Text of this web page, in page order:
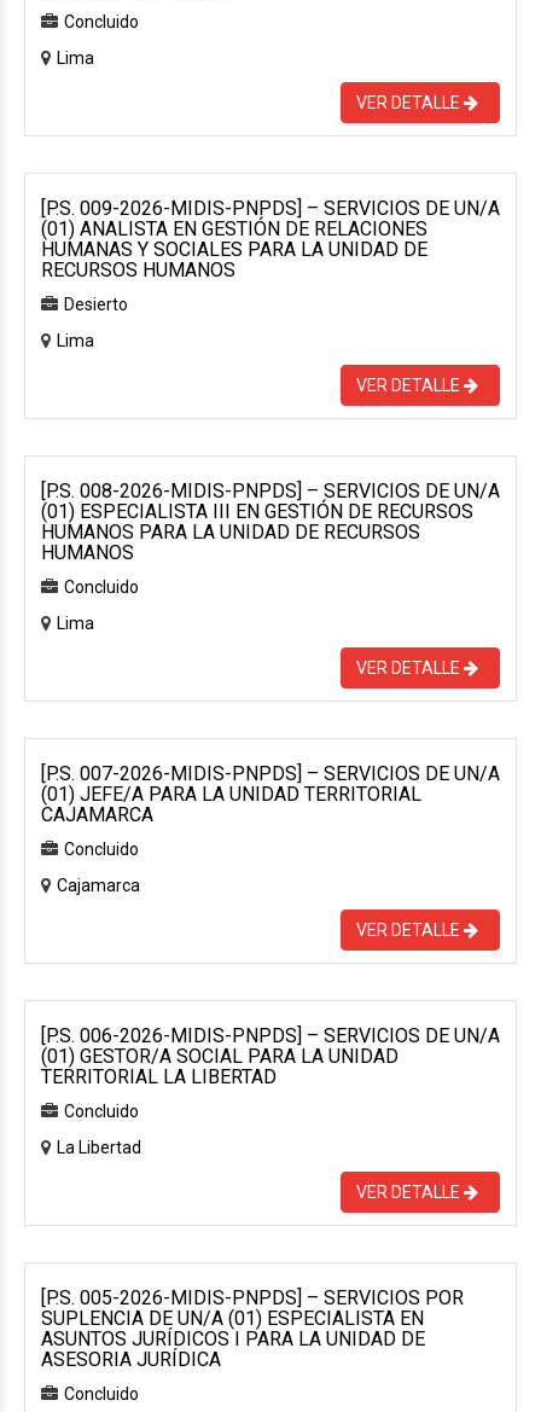
Concluido
Lima
VER DETALLE
[P.S. 009-2026-MIDIS-PNPDS] – SERVICIOS DE UN/A
(01) ANALISTA EN GESTIÓN DE RELACIONES
HUMANAS Y SOCIALES PARA LA UNIDAD DE
RECURSOS HUMANOS
Desierto
Lima
VER DETALLE
[P.S. 008-2026-MIDIS-PNPDS] – SERVICIOS DE UN/A
(01) ESPECIALISTA III EN GESTIÓN DE RECURSOS
HUMANOS PARA LA UNIDAD DE RECURSOS
HUMANOS
Concluido
Lima
VER DETALLE
[P.S. 007-2026-MIDIS-PNPDS] – SERVICIOS DE UN/A
(01) JEFE/A PARA LA UNIDAD TERRITORIAL
CAJAMARCA
Concluido
Cajamarca
VER DETALLE
[P.S. 006-2026-MIDIS-PNPDS] – SERVICIOS DE UN/A
(01) GESTOR/A SOCIAL PARA LA UNIDAD
TERRITORIAL LA LIBERTAD
Concluido
La Libertad
VER DETALLE
[P.S. 005-2026-MIDIS-PNPDS] – SERVICIOS POR
SUPLENCIA DE UN/A (01) ESPECIALISTA EN
ASUNTOS JURÍDICOS I PARA LA UNIDAD DE
ASESORIA JURÍDICA
Concluido